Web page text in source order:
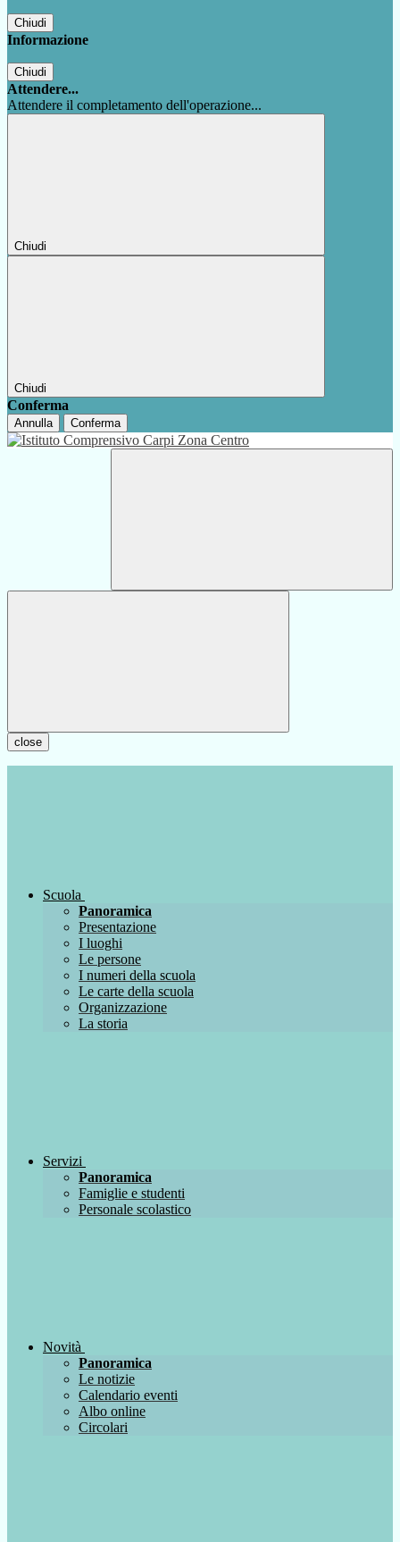
Chiudi
Informazione
Chiudi
Attendere...
Attendere il completamento dell'operazione...
Chiudi
Chiudi
Conferma
Annulla Conferma
close
Scuola
Panoramica
Presentazione
I luoghi
Le persone
I numeri della scuola
Le carte della scuola
Organizzazione
La storia
Servizi
Panoramica
Famiglie e studenti
Personale scolastico
Novità
Panoramica
Le notizie
Calendario eventi
Albo online
Circolari